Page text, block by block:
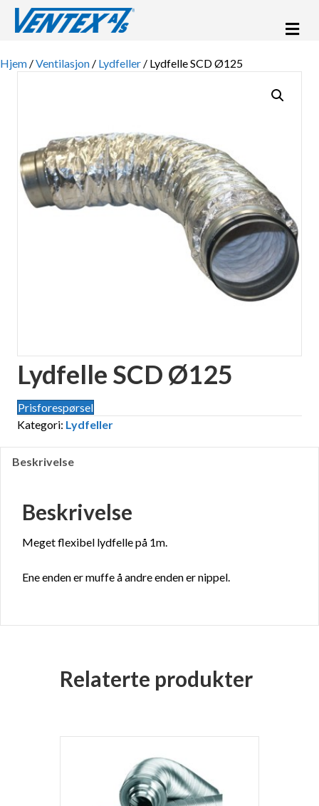
Hjem /Ventilasjon / Lydfeller / Lydfelle SCD Ø125
Lydfelle SCD Ø125
Prisforespørsel
Kategori: Lydfeller
Beskrivelse
Beskrivelse
Meget flexibel lydfelle på 1m.
Ene enden er muffe å andre enden er nippel.
Relaterte produkter